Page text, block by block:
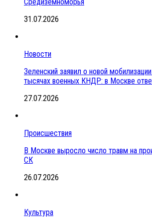
Средиземноморья
31.07.2026
Новости
Зеленский заявил о новой
тысячах военных КНДР: в Москве
27.07.2026
Происшествия
В Москве выросло число травм на
СК
26.07.2026
Культура